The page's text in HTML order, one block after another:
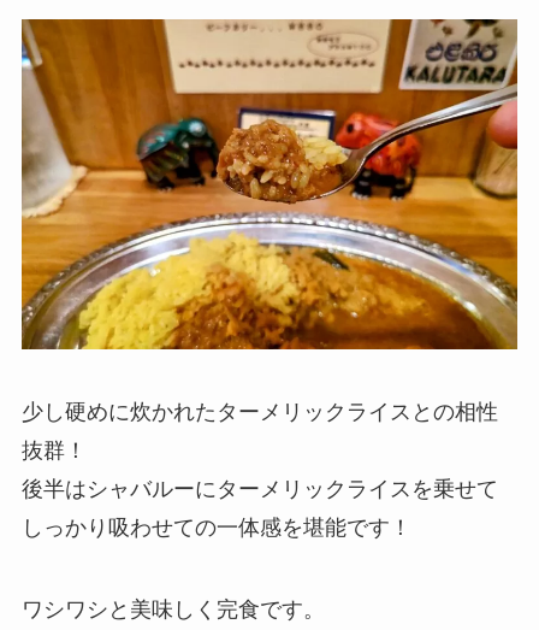
少し硬めに炊かれたターメリックライスとの相性
抜群！
後半はシャバルーにターメリックライスを乗せて
しっかり吸わせての一体感を堪能です！
ワシワシと美味しく完食です。